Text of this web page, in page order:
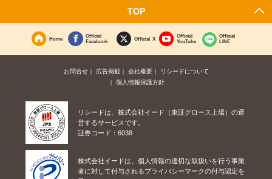
TOP
Home
Official
Facebook
Official X
Official
YouTube
Official
LINE
お問合せ 広告掲載 会社概要
リシードについて
個人情報保護方針
リシードは、株式会社イード（東証グロース上場）の運
営するサービスです。
証券コード：6038
株式会社イードは、個人情報の適切な取扱いを行う事業
者に対して付与されるプライバシーマークの付与認定を